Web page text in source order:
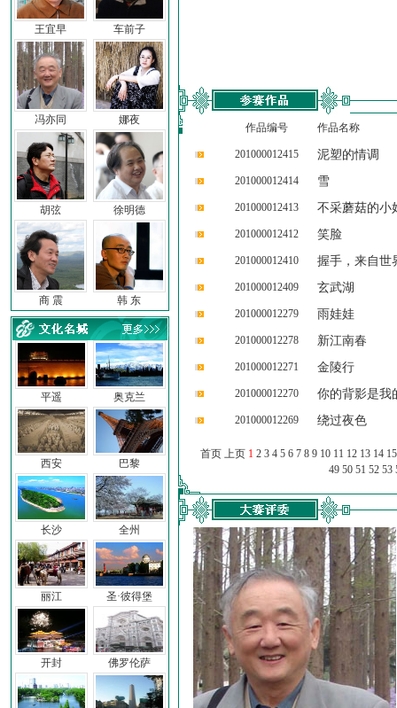
王宜早 车前子
冯亦同 娜夜
胡弦 徐明德
商 震 韩 东
平遥
西安
长沙
丽江
开封
奥克兰
巴黎
全州
圣·彼得堡
佛罗伦萨
作品编号 作品名称
201000012415 泥塑的情调
201000012414 雪
201000012413 不采蘑菇的小
201000012412 笑脸
201000012410 握手，来自世
201000012409 玄武湖
201000012279 雨娃娃
201000012278 新江南春
201000012271 金陵行
201000012270 你的背影是我
201000012269 绕过夜色
首页 上页 1 2 3 4 5 6 7 8 9 10 11 12 13 14 15
49 50 51 52 53